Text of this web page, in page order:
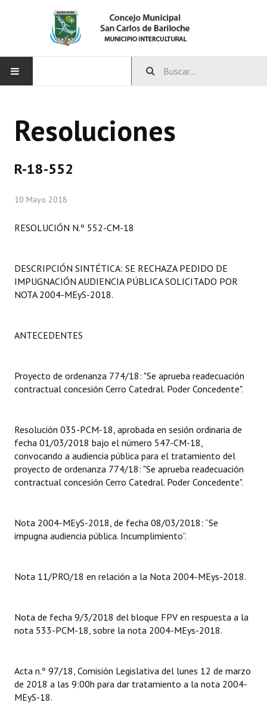
CONCEJO
Comisiones Permanentes
Comisiones Especiales
Programas
Constitución Nacional
Carta Orgánica 2007
Digesto
Organigrama
DOCUMENTOS
Proyectos Presentados
Actas de Sesión
Ejecución Presupuestaria
NORMATIVA
Resoluciones
R-18-552
10 Mayo 2018
RESOLUCIÓN N.º 552-CM-18
DESCRIPCIÓN SINTÉTICA: SE RECHAZA PEDIDO DE
IMPUGNACIÓN AUDIENCIA PÚBLICA SOLICITADO POR
NOTA 2004-MEyS-2018.
ANTECEDENTES
Proyecto de ordenanza 774/18: "Se aprueba readecuación
contractual concesión Cerro Catedral. Poder Concedente".
Resolución 035-PCM-18, aprobada en sesión ordinaria de
fecha 01/03/2018 bajo el número 547-CM-18,
convocando a audiencia pública para el tratamiento del
proyecto de ordenanza 774/18: "Se aprueba readecuación
contractual concesión Cerro Catedral. Poder Concedente".
Nota 2004-MEyS-2018, de fecha 08/03/2018: “Se
impugna audiencia pública. Incumplimiento”.
Nota 11/PRO/18 en relación a la Nota 2004-MEys-2018.
Nota de fecha 9/3/2018 del bloque FPV en respuesta a la
nota 533-PCM-18, sobre la nota 2004-MEys-2018.
Acta n.º 97/18, Comisión Legislativa del lunes 12 de marzo
de 2018 a las 9:00h para dar tratamiento a la nota 2004-
MEyS-18.